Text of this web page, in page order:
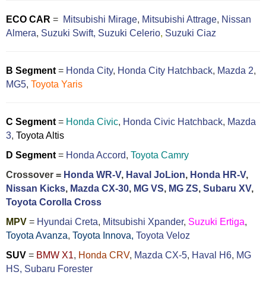
ECO CAR = Mitsubishi Mirage, Mitsubishi Attrage, Nissan
Almera, Suzuki Swift, Suzuki Celerio, Suzuki Ciaz
B Segment = Honda City, Honda City Hatchback, Mazda 2,
MG5, Toyota Yaris
C Segment = Honda Civic, Honda Civic Hatchback, Mazda
3, Toyota Altis
D Segment = Honda Accord, Toyota Camry
Crossover = Honda WR-V, Haval JoLion, Honda HR-V,
Nissan Kicks, Mazda CX-30, MG VS, MG ZS, Subaru XV,
Toyota Corolla Cross
MPV = Hyundai Creta, Mitsubishi Xpander, Suzuki Ertiga,
Toyota Avanza, Toyota Innova, Toyota Veloz
SUV = BMW X1, Honda CRV, Mazda CX-5, Haval H6, MG
HS, Subaru Forester